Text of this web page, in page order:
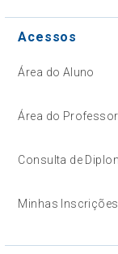
Acessos
Área do Aluno
Área do Professor
Consulta de
Minhas Inscrições